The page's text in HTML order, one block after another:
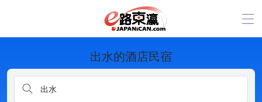
出水的酒店民宿
出水